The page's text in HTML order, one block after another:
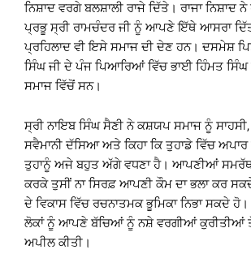
ਨਿਸ਼ਾਦ ਵਰਗੇ ਬਲਸ਼ਾਲੀ ਰਾਜੇ ਦਿੱਤੇ। ਰਾਜਾ ਨਿਸ਼ਾਦ
ਪ੍ਰਭੂ ਸ੍ਰੀ ਰਾਮਚੰਦਰ ਜੀ ਨੂੰ ਆਪਣੇ ਇੱਥੇ ਆਸਰਾ
ਪ੍ਰਹਿਲਾਦ ਵੀ ਇਸੇ ਸਮਾਜ ਦੀ ਦੇਣ ਹਨ। ਦਸਮੇਸ਼
ਸਿੰਘ ਜੀ ਦੇ ਪੰਜ ਪਿਆਰਿਆਂ ਵਿੱਚ ਭਾਈ ਹਿੰਮਤ
ਸਮਾਜ ਵਿੱਚੋਂ ਸਨ।
ਸ੍ਰੀ ਨਾਇਬ ਸਿੰਘ ਸੈਣੀ ਨੇ ਕਸ਼ਯਪ ਸਮਾਜ ਨੂੰ
ਸਵੈਮਾਨੀ ਦੱਸਿਆ ਅਤੇ ਕਿਹਾ ਕਿ ਤੁਹਾਡੇ ਵਿੱਚ ਅਪਾਰ
ਤੁਹਾਨੂੰ ਅਜੇ ਬਹੁਤ ਅੱਗੇ ਵਧਣਾ ਹੈ। ਆਪਣੀਆਂ
ਕਰਕੇ ਤੁਸੀਂ ਨਾ ਸਿਰਫ਼ ਆਪਣੀ ਕੌਮ ਦਾ ਭਲਾ ਕਰ
ਦੇ ਵਿਕਾਸ ਵਿੱਚ ਰਚਨਾਤਮਕ ਭੂਮਿਕਾ ਨਿਭਾ ਸਕਦੇ
ਲੋਕਾਂ ਨੂੰ ਆਪਣੇ ਬੱਚਿਆਂ ਨੂੰ ਨਸ਼ੇ ਵਰਗੀਆਂ ਕੁਰੀਤੀਆਂ
ਅਪੀਲ ਕੀਤੀ।